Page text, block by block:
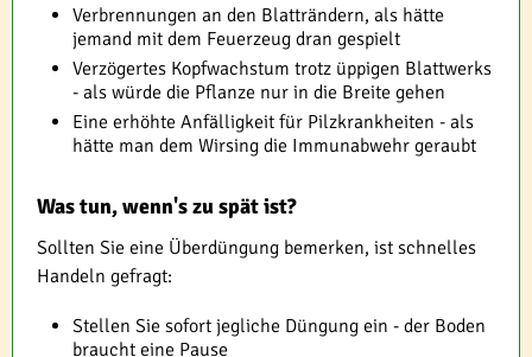
Verbrennungen an den Blatträndern, als hätte
jemand mit dem Feuerzeug dran gespielt
Verzögertes Kopfwachstum trotz üppigen Blattwerks
- als würde die Pflanze nur in die Breite gehen
Eine erhöhte Anfälligkeit für Pilzkrankheiten - als
hätte man dem Wirsing die Immunabwehr geraubt
Was tun, wenn's zu spät ist?
Sollten Sie eine Überdüngung bemerken, ist schnelles
Handeln gefragt:
Stellen Sie sofort jegliche Düngung ein - der Boden
braucht eine Pause